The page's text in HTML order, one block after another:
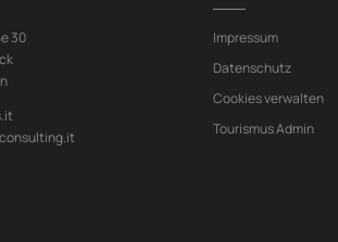
30
Impressum
Datenschutz
Cookies verwalten
Tourismus Admin